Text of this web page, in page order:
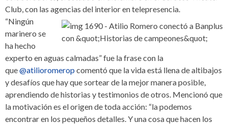
Club, con las agencias del interior en telepresencia.
“Ningún
marinero se
ha hecho
experto en aguas calmadas” fue la frase con la
que@atilioromerop comentó que la vida está llena de altibajos
y desafíos que hay que sortear de la mejor manera posible,
aprendiendo de historias y testimonios de otros. Mencionó que
la motivación es el origen de toda acción: “la podemos
encontrar en los pequeños detalles. Y una cosa que hacen los